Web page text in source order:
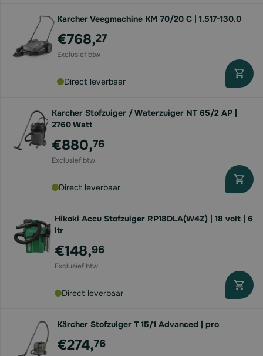
Karcher Veegmachine KM 70/20 C | 1.517-130.0
€768,27
Direct leverbaar
Karcher Stofzuiger / Waterzuiger NT 65/2 AP |
2760 Watt
€880,76
Direct leverbaar
Hikoki Accu Stofzuiger RP18DLA(W4Z) | 18 volt | 6
ltr
€148,96
Direct leverbaar
Kärcher Stofzuiger T 15/1 Advanced | pro
€274,76